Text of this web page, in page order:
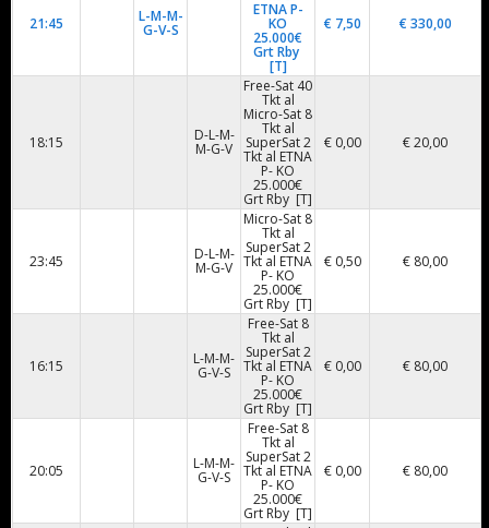
21:45 L-M-M-
G-V-S
ETNA P-
KO
25.000€
Grt Rby
[T]
€ 7,50 € 330,00
18:15 D-L-M-
M-G-V
Free-Sat 40
Tkt al
Micro-Sat 8
Tkt al
SuperSat 2
Tkt al ETNA
P- KO
25.000€
Grt Rby [T]
€ 0,00 € 20,00
23:45 D-L-M-
M-G-V
Micro-Sat 8
Tkt al
SuperSat 2
Tkt al ETNA
P- KO
25.000€
Grt Rby [T]
€ 0,50 € 80,00
16:15 L-M-M-
G-V-S
Free-Sat 8
Tkt al
SuperSat 2
Tkt al ETNA
P- KO
25.000€
Grt Rby [T]
€ 0,00 € 80,00
20:05 L-M-M-
G-V-S
Free-Sat 8
Tkt al
SuperSat 2
Tkt al ETNA
P- KO
25.000€
Grt Rby [T]
€ 0,00 € 80,00